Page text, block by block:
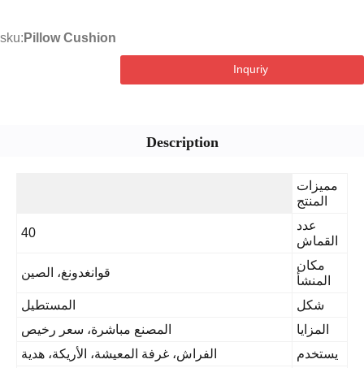
sku:Pillow Cushion
Inquriy
Description
مميزات
المنتج
القماش
مكان
المنشأ
قوانغدونغ، الصين
شكل
المستطيل
المزايا
المصنع مباشرة، سعر رخيص
يستخدم
الفراش، غرفة المعيشة، الأريكة، هدية